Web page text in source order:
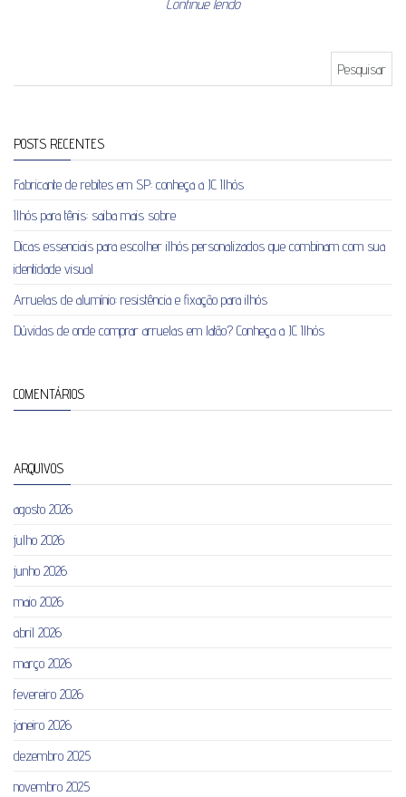
Continue lendo
POSTS RECENTES
Fabricante de rebites em SP: conheça a JC Ilhós
Ilhós para tênis: saiba mais sobre
Dicas essenciais para escolher ilhós personalizados que combinam com sua
identidade visual
Arruelas de alumínio: resistência e fixação para ilhós
Dúvidas de onde comprar arruelas em latão? Conheça a JC Ilhós
COMENTÁRIOS
ARQUIVOS
agosto 2026
julho 2026
junho 2026
maio 2026
abril 2026
março 2026
fevereiro 2026
janeiro 2026
dezembro 2025
novembro 2025